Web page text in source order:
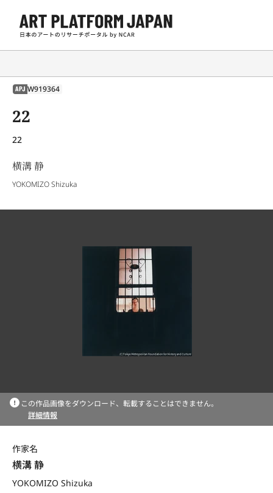
APJ W919364
22
22
横溝 静
YOKOMIZO Shizuka
この作品画像をダウンロード、転載することはできません。
詳細情報
作家名
横溝 静
YOKOMIZO Shizuka